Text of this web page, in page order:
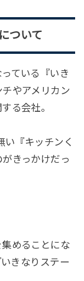
ついて
ている『いき
やアメリカン
る会社。
い『キッチンく
きっかけだっ
めることにな
きなりステー